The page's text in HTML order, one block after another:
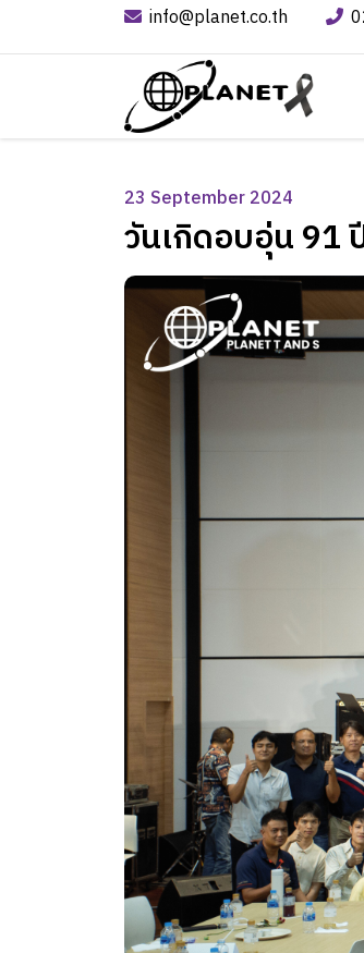
info@planet.co.th
23 September 2024
วันเกิดอบอุ่น 91